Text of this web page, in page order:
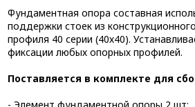
Фундаментная опора составная
поддержки стоек из
профиля 40 серии (40х40).
фиксации любых опорных профилей.
Поставляется в комплекте для